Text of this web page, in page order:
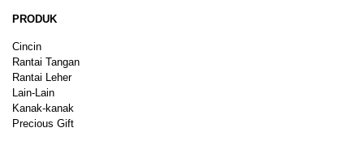
PRODUK
Cincin
Rantai Tangan
Rantai Leher
Lain-Lain
Kanak-kanak
Precious Gift